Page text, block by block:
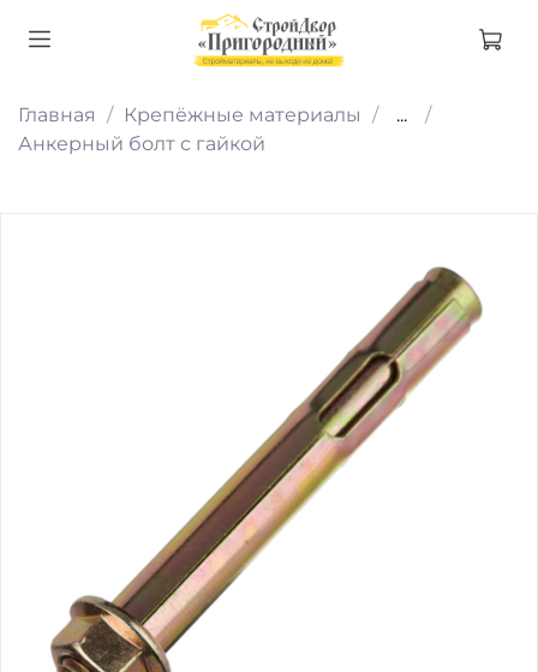
Главная Крепёжные материалы
...
Анкерный болт с гайкой